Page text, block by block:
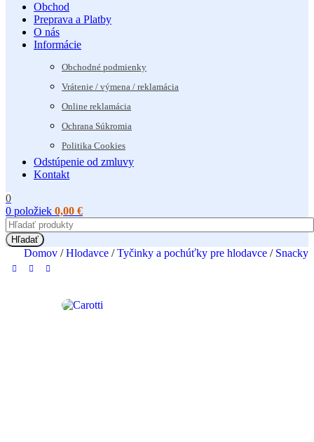
Obchod
Preprava a Platby
O nás
Informácie
Obchodné podmienky
Vrátenie / výmena / reklamácia
Online reklamácia
Ochrana Súkromia
Politika Cookies
Odstúpenie od zmluvy
Kontakt
0
0 položiek 0,00 €
Hľadať
Domov / Hlodavce / Tyčinky a pochúťky pre hlodavce / Snacky